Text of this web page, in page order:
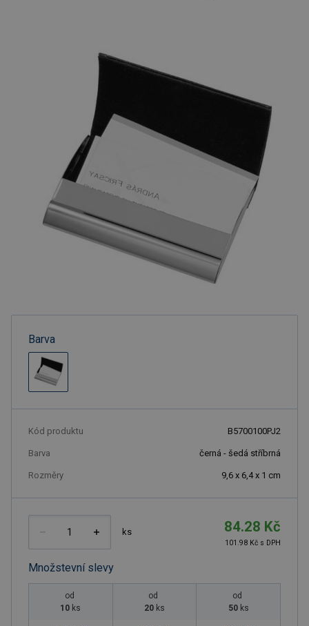
Barva
Kód produktu B5700100PJ2
Barva černá - šedá stříbrná
Rozměry 9,6 x 6,4 x 1 cm
ks 84.28 Kč
101.98 Kč s DPH
Množstevní slevy
od
10 ks
od
20 ks
od
50 ks